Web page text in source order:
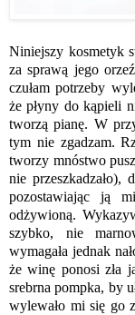
Niniejszy kosmetyk
za sprawą jego
czułam potrzeby
że płyny do kąpieli
tworzą pianę. W
tym nie zgadzam.
tworzy mnóstwo
nie przeszkadzało),
pozostawiając ją
odżywioną.
szybko, nie
wymagała jednak
że winę ponosi zła
srebrna pompka, by
wylewało mi się go